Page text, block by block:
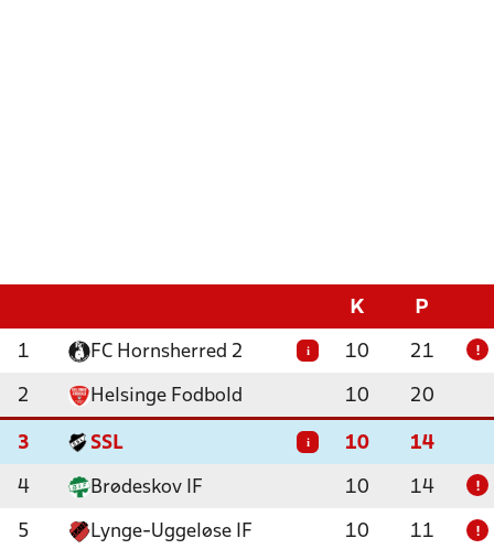
K P
1 FC Hornsherred 2 i 10 21 !
2 Helsinge Fodbold 10 20
3 SSL i 10 14
4 Brødeskov IF 10 14 !
5 Lynge-Uggeløse IF 10 11 !